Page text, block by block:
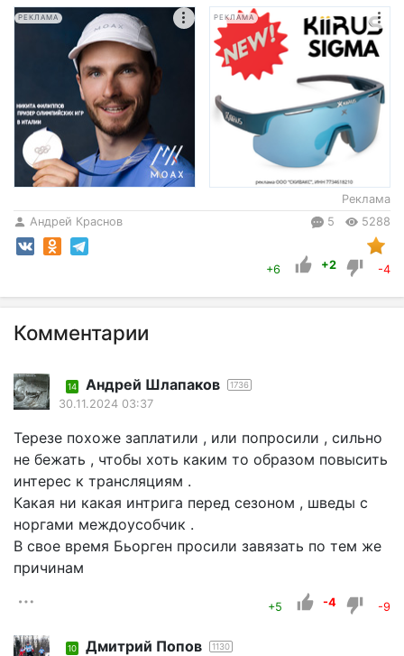
РЕКЛАМА РЕКЛАМА
Реклама
Андрей Краснов
5 5288
+6 +2 -4
Комментарии
14 Андрей Шлапаков 1736
30.11.2024 03:37
Терезе похоже заплатили , или попросили , сильно
не бежать , чтобы хоть каким то образом повысить
интерес к трансляциям .
Какая ни какая интрига перед сезоном , шведы с
норгами междоусобчик .
В свое время Бьорген просили завязать по тем же
причинам
+5 -4 -9
10 Дмитрий Попов 1130